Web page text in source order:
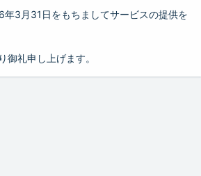
年3月31日をもちましてサービスの提供を
御礼申し上げます。